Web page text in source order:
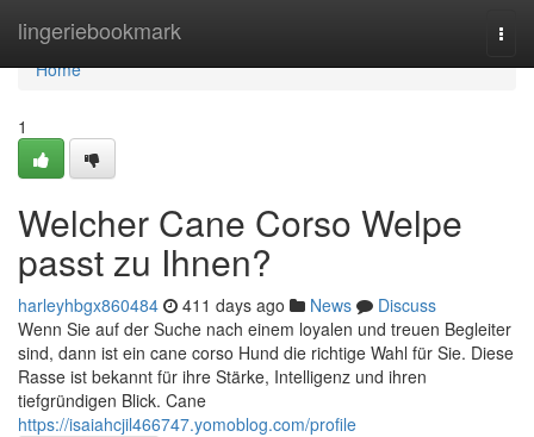
lingeriebookmark
Home
Home
1
Welcher Cane Corso Welpe
passt zu Ihnen?
harleyhbgx860484 411 days ago News
Discuss
Wenn Sie auf der Suche nach einem loyalen und treuen Begleiter
sind, dann ist ein cane corso Hund die richtige Wahl für Sie. Diese
Rasse ist bekannt für ihre Stärke, Intelligenz und ihren
tiefgründigen Blick. Cane
https://isaiahcjil466747.yomoblog.com/profile